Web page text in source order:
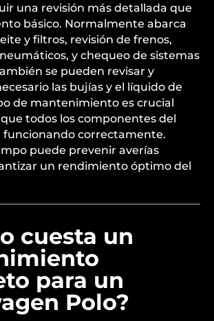
una revisión más detallada que
básico. Normalmente abarca
y filtros, revisión de frenos,
y chequeo de sistemas
se pueden revisar y
las bujías y el líquido de
de mantenimiento es crucial
todos los componentes del
funcionando correctamente.
puede prevenir averías
un rendimiento óptimo del
cuesta un
para un
Polo?